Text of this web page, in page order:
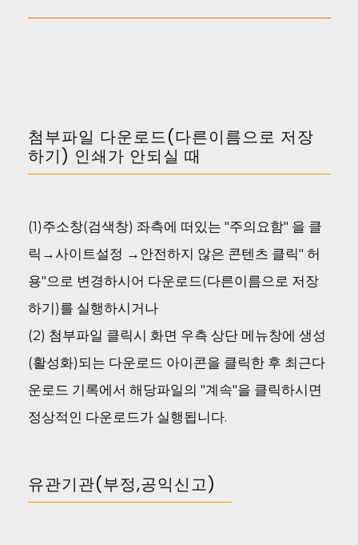
첨부파일 다운로드(다른이름으로 저장
하기) 인쇄가 안되실 때
(1)주소창(검색창) 좌측에 떠있는 "주의요함" 을 클
릭→사이트설정 →안전하지 않은 콘텐츠 클릭" 허
용"으로 변경하시어 다운로드(다른이름으로 저장
하기)를 실행하시거나
(2) 첨부파일 클릭시 화면 우측 상단 메뉴창에 생성
(활성화)되는 다운로드 아이콘을 클릭한 후 최근다
운로드 기록에서 해당파일의 "계속"을 클릭하시면
정상적인 다운로드가 실행됩니다.
유관기관(부정,공익신고)